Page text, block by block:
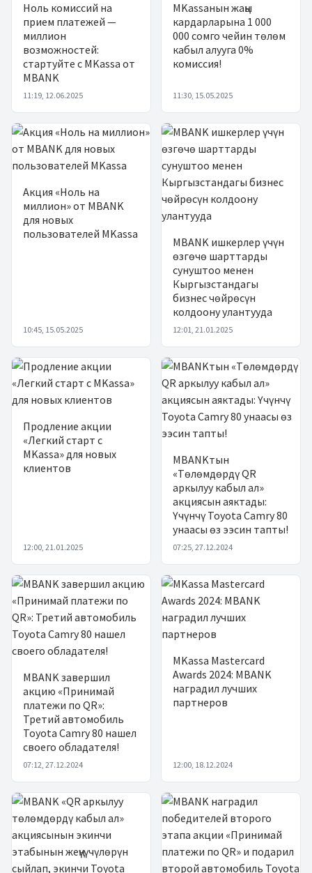
Ноль комиссий на
прием платежей —
миллион
возможностей:
стартуйте с MKassa от
MBANK
11:19, 12.06.2025
MKassaнын жаңы
кардарларына 1 000
000 сомго чейин төлөм
кабыл алууга 0%
комиссия!
11:30, 15.05.2025
Акция «Ноль на
миллион» от MBANK
для новых
пользователей MKassa
10:45, 15.05.2025
MBANK ишкерлер үчүн
өзгөчө шарттарды
сунуштоо менен
Кыргызстандагы
бизнес чөйрөсүн
колдоону улантууда
12:01, 21.01.2025
Продление акции
«Легкий старт с
MKassa» для новых
клиентов
12:00, 21.01.2025
MBANKтын
«Төлөмдөрдү QR
аркылуу кабыл ал»
акциясын аяктады:
Үчүнчү Toyota Camry 80
унаасы өз ээсин тапты!
07:25, 27.12.2024
MBANK завершил
акцию «Принимай
платежи по QR»:
Третий автомобиль
Toyota Camry 80 нашел
своего обладателя!
07:12, 27.12.2024
MKassa Mastercard
Awards 2024: MBANK
наградил лучших
партнеров
12:00, 18.12.2024